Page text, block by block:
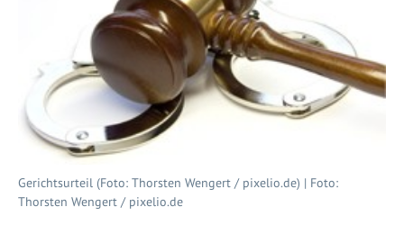
Gerichtsurteil (Foto: Thorsten Wengert / pixelio.de) | Foto:
Thorsten Wengert / pixelio.de